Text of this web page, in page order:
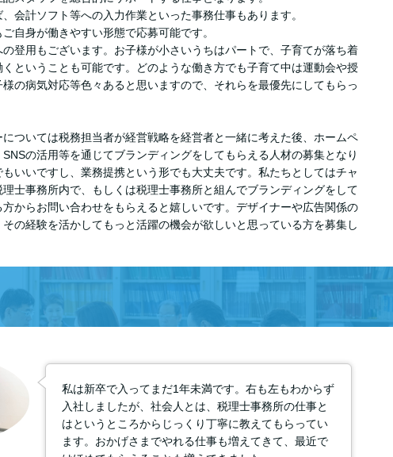
会計ソフト等への入力作業といった事務仕事もあります。
自身が働きやすい形態で応募可能です。
登用もございます。お子様が小さいうちはパートで、子育てが落ち着
ということも可能です。どのような働き方でも子育て中は運動会や授
の病気対応等色々あると思いますので、それらを最優先にしてもらっ
ついては税務担当者が経営戦略を経営者と一緒に考えた後、ホームペ
の活用等を通じてブランディングをしてもらえる人材の募集となり
いいですし、業務提携という形でも大丈夫です。私たちとしてはチャ
士事務所内で、もしくは税理士事務所と組んでブランディングをして
からお問い合わせをもらえると嬉しいです。デザイナーや広告関係の
の経験を活かしてもっと活躍の機会が欲しいと思っている方を募集し
私は新卒で入ってまだ1年未満です。右も左もわからず
入社しましたが、社会人とは、税理士事務所の仕事と
はというところからじっくり丁寧に教えてもらってい
ます。おかげさまでやれる仕事も増えてきて、最近で